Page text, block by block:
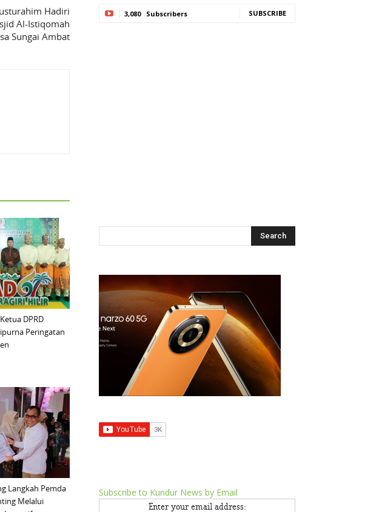
Hadiri
Al-Istiqomah
Sungai Ambat
DPRD
Peringatan
Langkah Pemda
Melalui
3,080 Subscribers SUBSCRIBE
Subscribe to Kundur News by Email
Enter your email address: